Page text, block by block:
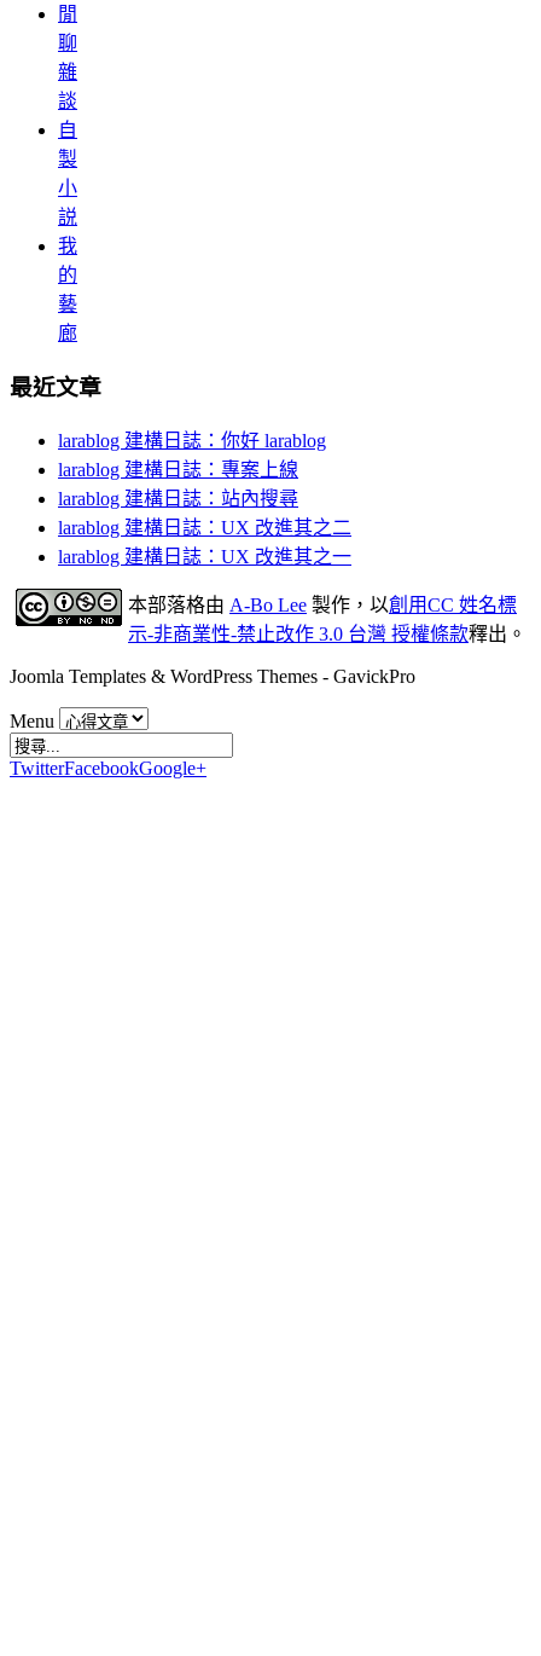
閒
聊
雜
談
自
製
小
説
我
的
藝
廊
最近文章
larablog 建構日誌：你好 larablog
larablog 建構日誌：專案上線
larablog 建構日誌：站內搜尋
larablog 建構日誌：UX 改進其之二
larablog 建構日誌：UX 改進其之一
本部落格由 A-Bo Lee 製作，以創用CC 姓名標
示-非商業性-禁止改作 3.0 台灣 授權條款釋出。
Joomla Templates & WordPress Themes - GavickPro
Menu
TwitterFacebookGoogle+